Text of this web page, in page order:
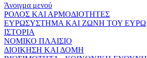
Άνοιγμα μενού
ΡΟΛΟΣ ΚΑΙ ΑΡΜΟΔΙΟΤΗΤΕΣ
ΕΥΡΩΣΥΣΤΗΜΑ ΚΑΙ ΖΩΝΗ ΤΟΥ ΕΥΡΩ
ΙΣΤΟΡΙΑ
ΝΟΜΙΚΟ ΠΛΑΙΣΙΟ
ΔΙΟΙΚΗΣΗ ΚΑΙ ΔΟΜΗ